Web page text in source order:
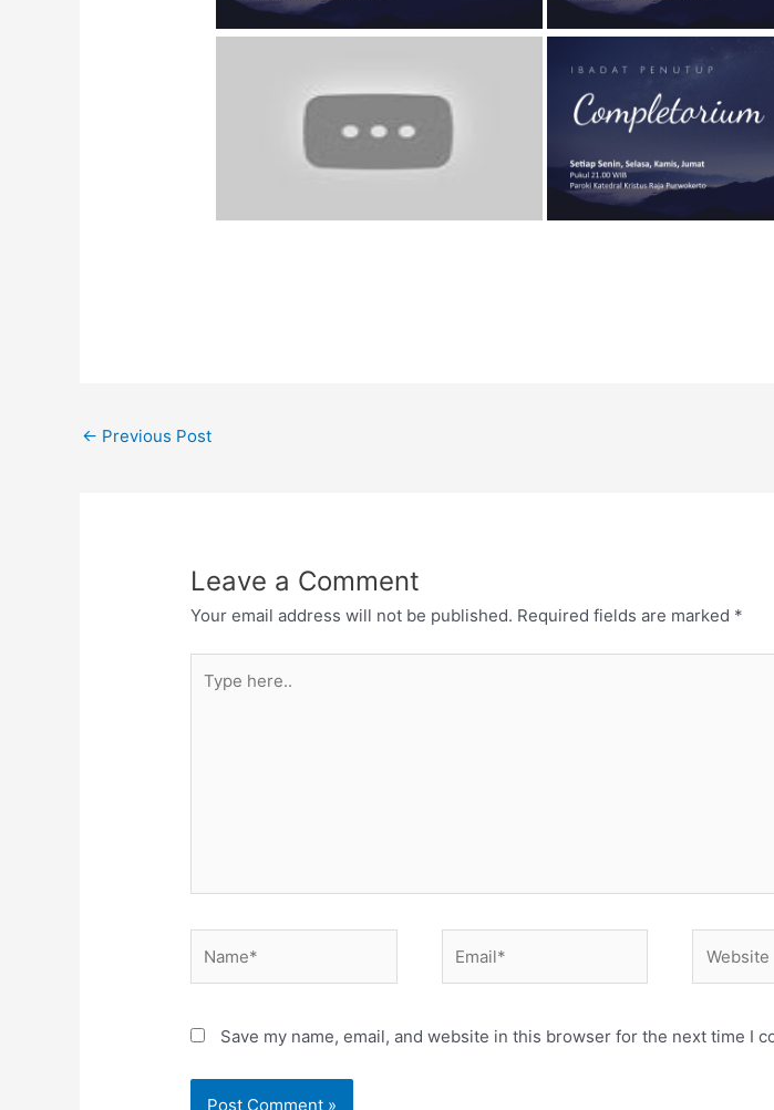
← Previous Post
Leave a Comment
Your email address will not be published. Required fields are marked *
here..
Save my name, email, and website in this browser for the next time I